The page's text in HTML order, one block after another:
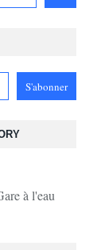
à l'eau